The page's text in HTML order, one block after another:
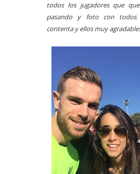
todos los jugadores que
pasando y foto con todos
contenta y ellos muy